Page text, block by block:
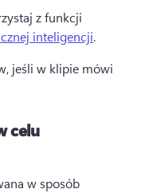
z funkcji
inteligencji.
jeśli w klipie mówi
celu
w sposób